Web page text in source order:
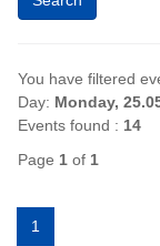
You have filtered
Day: Monday,
Events found : 14
Page 1 of 1
1